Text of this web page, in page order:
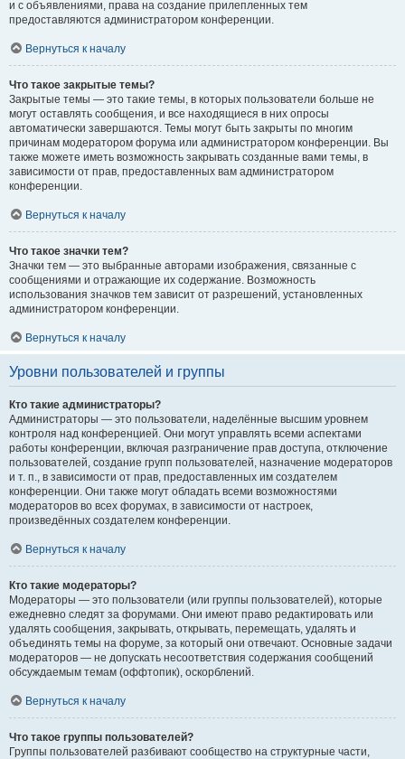
и с объявлениями, права на создание прилепленных тем
предоставляются администратором конференции.
Вернуться к началу
Что такое закрытые темы?
Закрытые темы — это такие темы, в которых пользователи больше не
могут оставлять сообщения, и все находящиеся в них опросы
автоматически завершаются. Темы могут быть закрыты по многим
причинам модератором форума или администратором конференции. Вы
также можете иметь возможность закрывать созданные вами темы, в
зависимости от прав, предоставленных вам администратором
конференции.
Вернуться к началу
Что такое значки тем?
Значки тем — это выбранные авторами изображения, связанные с
сообщениями и отражающие их содержание. Возможность
использования значков тем зависит от разрешений, установленных
администратором конференции.
Вернуться к началу
Уровни пользователей и группы
Кто такие администраторы?
Администраторы — это пользователи, наделённые высшим уровнем
контроля над конференцией. Они могут управлять всеми аспектами
работы конференции, включая разграничение прав доступа, отключение
пользователей, создание групп пользователей, назначение модераторов
и т. п., в зависимости от прав, предоставленных им создателем
конференции. Они также могут обладать всеми возможностями
модераторов во всех форумах, в зависимости от настроек,
произведённых создателем конференции.
Вернуться к началу
Кто такие модераторы?
Модераторы — это пользователи (или группы пользователей), которые
ежедневно следят за форумами. Они имеют право редактировать или
удалять сообщения, закрывать, открывать, перемещать, удалять и
объединять темы на форуме, за который они отвечают. Основные задачи
модераторов — не допускать несоответствия содержания сообщений
обсуждаемым темам (оффтопик), оскорблений.
Вернуться к началу
Что такое группы пользователей?
Группы пользователей разбивают сообщество на структурные части,